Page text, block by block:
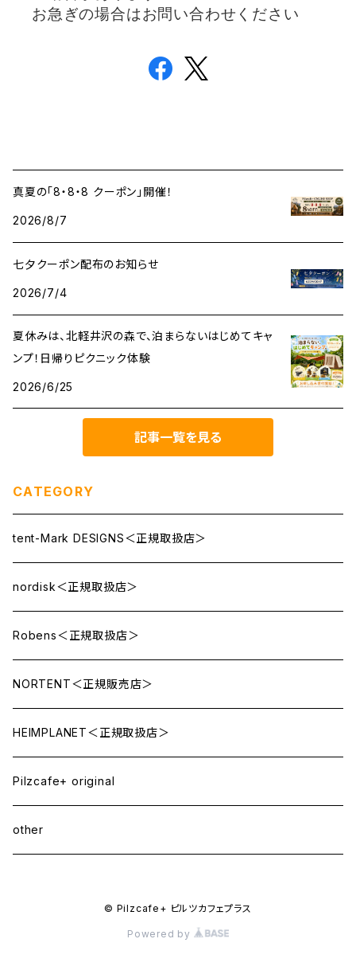
お急ぎの場合はお問い合わせください
真夏の「8・8・8 クーポン」開催！
2026/8/7
七夕クーポン配布のお知らせ
2026/7/4
夏休みは、北軽井沢の森で、泊まらないはじめてキャ
ンプ！日帰りピクニック体験
2026/6/25
記事一覧を見る
CATEGORY
tent-Mark DESIGNS＜正規取扱店＞
nordisk＜正規取扱店＞
Robens＜正規取扱店＞
NORTENT＜正規販売店＞
HEIMPLANET＜正規取扱店＞
Pilzcafe+ original
other
© Pilzcafe+ ピルツカフェプラス
Powered by